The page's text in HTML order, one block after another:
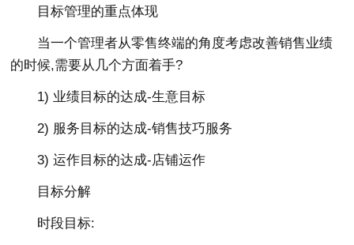
目标管理的重点体现
当一个管理者从零售终端的角度考虑改善销售业绩
的时候,需要从几个方面着手?
1) 业绩目标的达成-生意目标
2) 服务目标的达成-销售技巧服务
3) 运作目标的达成-店铺运作
目标分解
时段目标: